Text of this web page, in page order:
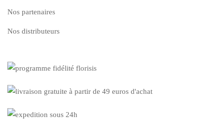
Nos partenaires
Nos distributeurs